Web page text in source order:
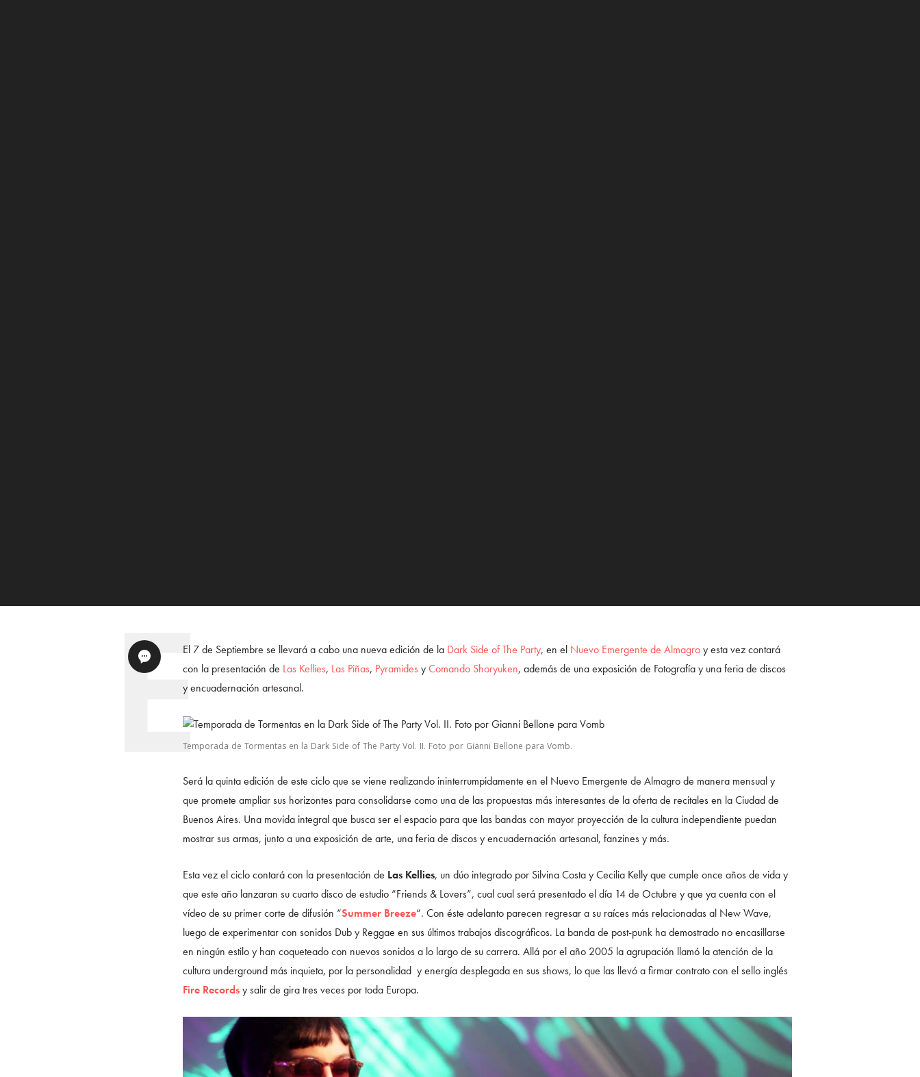
El 7 de Septiembre se llevará a cabo una nueva edición de la Dark Side of The Party, en el Nuevo Emergente de Almagroy esta vez contará
con la presentación de Las Kellies, Las Piñas, Pyramides yComando Shoryuken, además de una exposición de Fotografía y una feria de discos
y encuadernación artesanal.
Temporada de Tormentas en la Dark Side of The Party Vol. II. Foto por Gianni Bellone para Vomb.
Será la quinta edición de este ciclo que se viene realizando ininterrumpidamente en el Nuevo Emergente de Almagro de manera mensual y
que promete ampliar sus horizontes para consolidarse como una de las propuestas más interesantes de la oferta de recitales en la Ciudad de
Buenos Aires. Una movida integral que busca ser el espacio para que las bandas con mayor proyección de la cultura independiente puedan
mostrar sus armas, junto a una exposición de arte, una feria de discos y encuadernación artesanal, fanzines y más.
Esta vez el ciclo contará con la presentación de Las Kellies, un dúo integrado por Silvina Costa y Cecilia Kelly que cumple once años de vida y
que este año lanzaran su cuarto disco de estudio “Friends & Lovers”, cual cual será presentado el día 14 de Octubre y que ya cuenta con el
vídeo de su primer corte de difusión “Summer Breeze“. Con éste adelanto parecen regresar a su raíces más relacionadas al New Wave,
luego de experimentar con sonidos Dub y Reggae en sus últimos trabajos discográficos. La banda de post-punk ha demostrado no encasillarse
en ningún estilo y han coqueteado con nuevos sonidos a lo largo de su carrera. Allá por el año 2005 la agrupación llamó la atención de la
cultura underground más inquieta, por la personalidad y energía desplegada en sus shows, lo que las llevó a firmar contrato con el sello inglés
Fire Recordsy salir de gira tres veces por toda Europa.